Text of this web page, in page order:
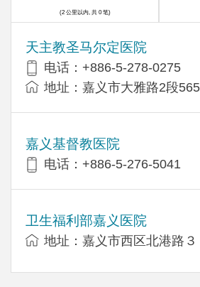
天主教圣马尔定医院
电话：+886-5-278-0275
地址：嘉义市大雅路2段
嘉义基督教医院
电话：+886-5-276-5041
卫生福利部嘉义医院
地址：嘉义市西区北港路
(2 公里以内, 共 0 笔)